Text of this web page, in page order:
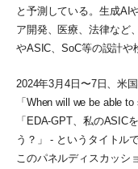
と予測している。生成AI
ア開発、医療、法律など
やASIC、SoC等の設計や
2024年3月4日〜7日、米
「When will we be able
「EDA-GPT、私のASIC
う？」 - というタイトル
このパネルディスカッシ